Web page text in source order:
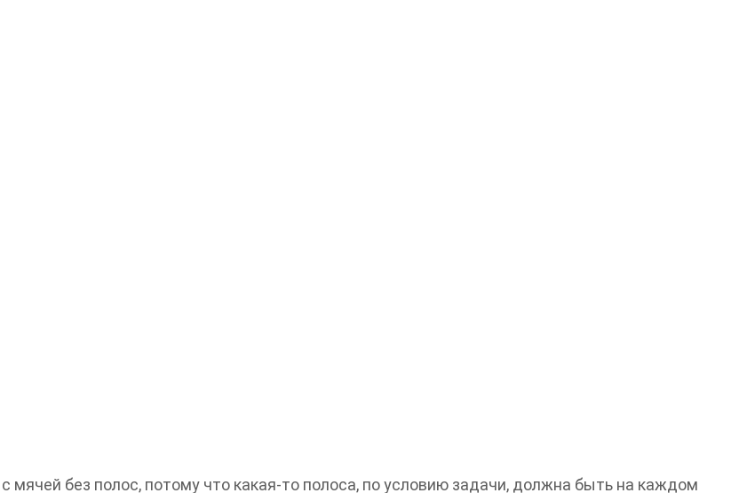
без полос, потому что какая-то полоса, по условию задачи, должна быть на каждом